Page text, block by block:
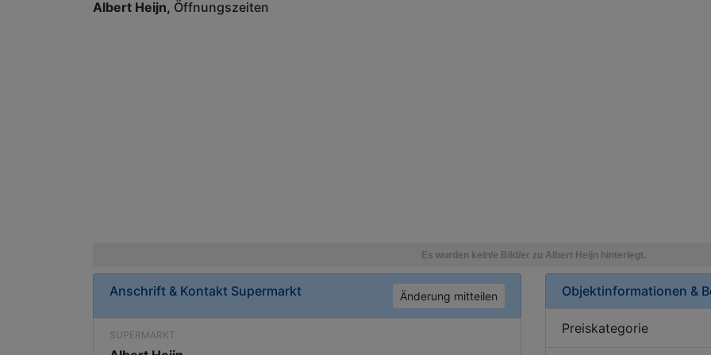
Albert Heijn Öffnungszeiten
Anschrift & Kontakt Supermarkt Änderung mitteilen
SUPERMARKT
Objektinformationen &
Preiskategorie